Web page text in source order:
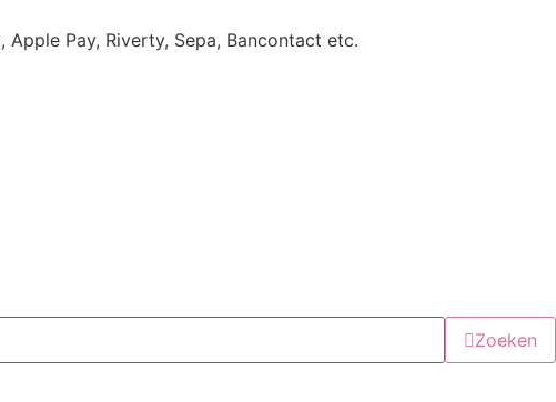
Pay, Riverty, Sepa, Bancontact etc.
Zoeken